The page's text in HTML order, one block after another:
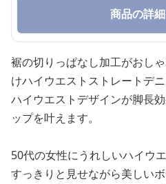
商品の詳
裾の切りっぱなし加工がおし
けハイウエストストレートデニ
ハイウエストデザインが脚長
ップを叶えます。
50代の女性にうれしいハイウ
すっきりと見せながら美しい